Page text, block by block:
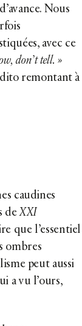
Nous
avec ce
don’t tell. »
remontant à
caudines
deXXI
que l’essentiel
ombres
peut aussi
a vu l’ours,